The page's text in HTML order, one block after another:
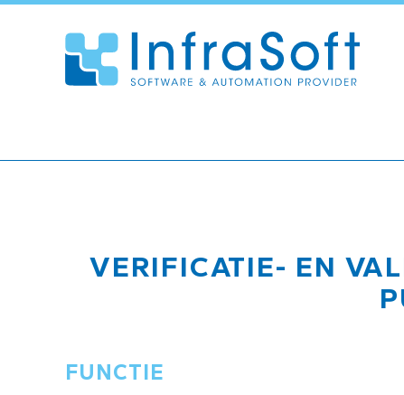
VERIFICATIE- EN
FUNCTIE